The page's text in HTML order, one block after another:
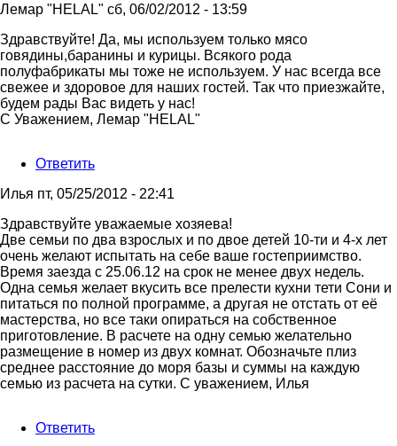
Лемар "HELAL" сб, 06/02/2012 - 13:59
Ответ
на
Здравствуйте.
Можно
у
Вас
Здравствуйте! Да, мы используем только мясо
говядины,баранины и курицы. Всякого рода
полуфабрикаты мы тоже не используем. У нас всегда все
свежее и здоровое для наших гостей. Так что приезжайте,
будем рады Вас видеть у нас!
С Уважением, Лемар "HELAL"
Ответить
Илья пт, 05/25/2012 - 22:41
Здравствуйте уважаемые хозяева!
Две семьи по два взрослых и по двое детей 10-ти и 4-х лет
очень желают испытать на себе ваше гостеприимство.
Время заезда с 25.06.12 на срок не менее двух недель.
Одна семья желает вкусить все прелести кухни тети Сони и
питаться по полной программе, а другая не отстать от её
мастерства, но все таки опираться на собственное
приготовление. В расчете на одну семью желательно
размещение в номер из двух комнат. Обозначьте плиз
среднее расстояние до моря базы и суммы на каждую
семью из расчета на сутки. С уважением, Илья
Ответить